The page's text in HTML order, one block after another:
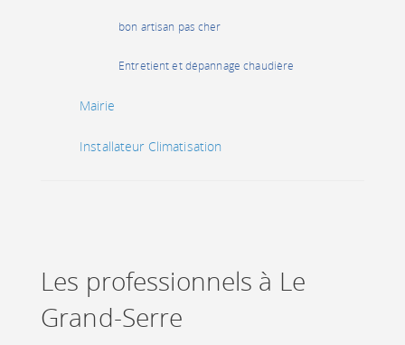
bon artisan pas cher
Entretient et dépannage chaudière
Mairie
Installateur Climatisation
Les professionnels à Le
Grand-Serre